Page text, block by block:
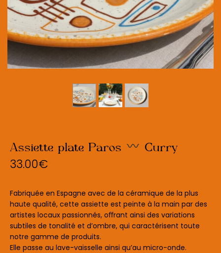
Assiette plate Paros Curry
33.00€
Fabriquée en Espagne avec de la céramique de la plus
haute qualité, cette assiette est peinte à la main par des
artistes locaux passionnés, oﬀrant ainsi des variations
subtiles de tonalité et d’ombre, qui caractérisent toute
notre gamme de produits.
Elle passe au lave-vaisselle ainsi qu’au micro-onde.